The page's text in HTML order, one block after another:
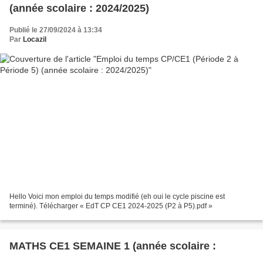
(année scolaire : 2024/2025)
Publié le 27/09/2024 à 13:34
Par Locazil
Hello Voici mon emploi du temps modifié (eh oui le cycle piscine est
terminé). Télécharger « EdT CP CE1 2024-2025 (P2 à P5).pdf »
MATHS CE1 SEMAINE 1 (année scolaire :